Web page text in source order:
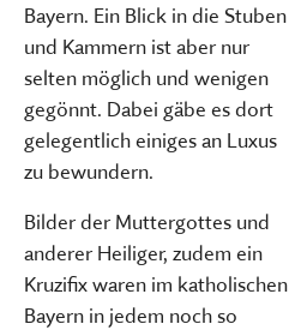
Bayern. Ein Blick in die Stuben
und Kammern ist aber nur
selten möglich und wenigen
gegönnt. Dabei gäbe es dort
gelegentlich einiges an Luxus
zu bewundern.
Bilder der Muttergottes und
anderer Heiliger, zudem ein
Kruzifix waren im katholischen
Bayern in jedem noch so